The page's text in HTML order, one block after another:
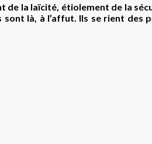
de la laïcité, étiolement de la
là, à l’affut. Ils se rient des